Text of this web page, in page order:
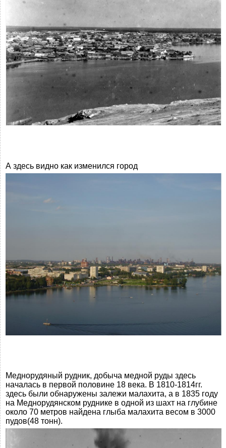
А здесь видно как изменился город
Меднорудяный рудник, добыча медной руды здесь
началась в первой половине 18 века. В 1810-1814гг.
здесь были обнаружены залежи малахита, а в 1835 году
на Меднорудянском руднике в одной из шахт на глубине
около 70 метров найдена глыба малахита весом в 3000
пудов(48 тонн).